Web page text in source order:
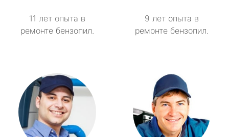
11 лет опыта в
ремонте бензопил.
9 лет опыта в
ремонте бензопил.